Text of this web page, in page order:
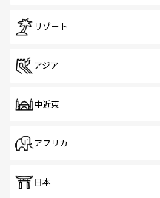
リゾート
アジア
中近東
アフリカ
日本